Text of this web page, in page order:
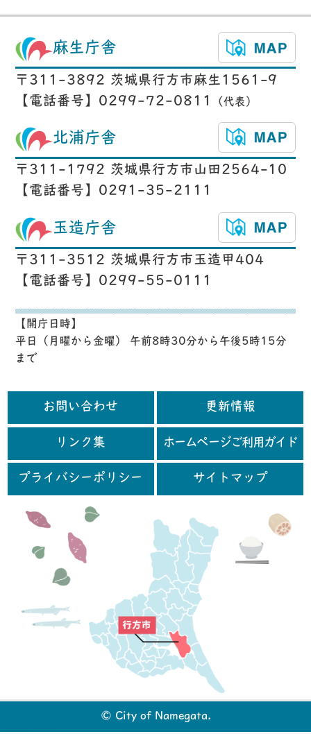
麻生庁舎
〒311-3892 茨城県行方市麻生1561-9
【電話番号】0299-72-0811
（代表）
北浦庁舎
〒311-1792 茨城県行方市山田2564-10
【電話番号】0291-35-2111
玉造庁舎
〒311-3512 茨城県行方市玉造甲404
【電話番号】0299-55-0111
【開庁日時】
平日（月曜から金曜） 午前8時30分から午後5時15分
まで
お問い合わせ 更新情報
リンク集 ホームページご利用ガイド
プライバシーポリシー サイトマップ
© City of Namegata.